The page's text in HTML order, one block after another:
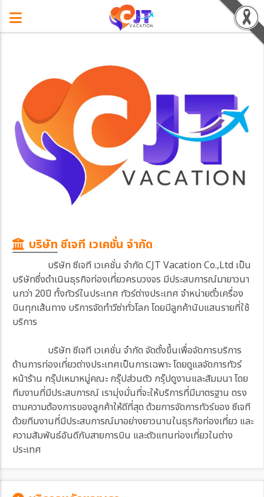
บริษัท ซีเจที เวเคชั่น จำกัด
บริษัท ซีเจที เวเคชั่น จำกัด CJT Vacation Co.,Ltd เป็น
บริษัทซึ่งดำเนินธุรกิจท่องเที่ยวครบวงจร มีประสบการณ์มายาวนา
นกว่า 20ปี ทั้งทัวร์ในประเทศ ทัวร์ต่างประเทศ จำหน่ายตั๋วเครื่อง
บินทุกเส้นทาง บริการจัดทำวีซ่าทั่วโลก โดยมีลูกค้านับแสนรายที่ใช้
บริการ
บริษัท ซีเจที เวเคชั่น จำกัด จัดตั้งขึ้นเพื่อจัดการบริการ
ด้านการท่องเที่ยวต่างประเทศเป็นการเฉพาะ โดยดูแลจัดการทัวร์
หน้าร้าน กรุ๊ปเหมาหมู่คณะ กรุ๊ปส่วนตัว กรุ๊ปดูงานและสัมมนา โดย
ทีมงานที่มีประสบการณ์ เรามุ่งมั่นที่จะให้บริการที่มีมาตรฐาน ตรง
ตามความต้องการของลูกค้าให้ดีที่สุด ด้วยการจัดการทัวร์ของ ซีเจที
ด้วยทีมงานที่มีประสบการณ์มาอย่างยาวนานในธุรกิจท่องเที่ยว และ
ความสัมพันธ์อันดีกับสายการบิน และตัวแทนท่องเที่ยวในต่าง
ประเทศ